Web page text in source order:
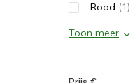
Rood (1)
Toon meer